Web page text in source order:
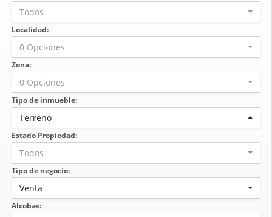
Todos
Localidad:
0 Opciones
Zona:
0 Opciones
Tipo de inmueble:
Terreno
Estado Propiedad:
Todos
Tipo de negocio:
Venta
Alcobas: